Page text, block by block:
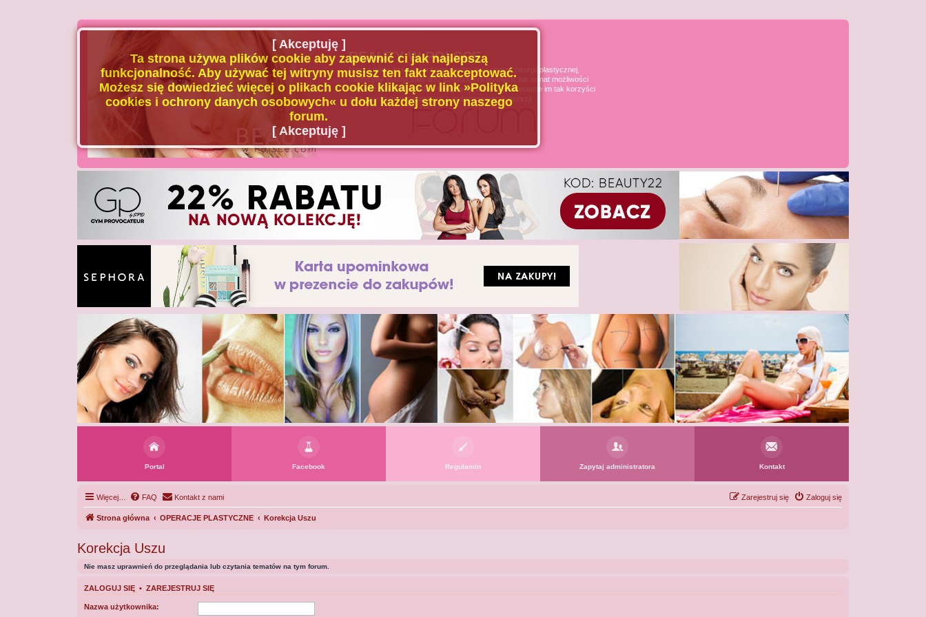
BEAUTY W POLSCE
Naszą misją jest poszerzanie wiedzy u pacjenta chirurgii plastycznej,
medycyny estetycznej oraz dziedzin pokrewnych, na temat możliwości
i ograniczeń tych dziedzin medycyny, oraz uświadamianie im tak korzyści
jak i zagrożeń wynikających z podejmowanych decyzji.
Portal Facebook Regulamin Zapytaj administratora Kontakt
Więcej… FAQ Kontakt z nami Zaloguj się
Zarejestruj się
Strona główna OPERACJE PLASTYCZNE Korekcja Uszu
Korekcja Uszu
Nie masz uprawnień do przeglądania lub czytania tematów na tym forum.
ZALOGUJ SIĘ • ZAREJESTRUJ SIĘ
Nazwa użytkownika:
[ Akceptuję ]
Ta strona używa plików cookie aby zapewnić ci jak najlepszą
funkcjonalność. Aby używać tej witryny musisz ten fakt zaakceptować.
Możesz się dowiedzieć więcej o plikach cookie klikając w link »Polityka
cookies i ochrony danych osobowych« u dołu każdej strony naszego
forum.
[ Akceptuję ]